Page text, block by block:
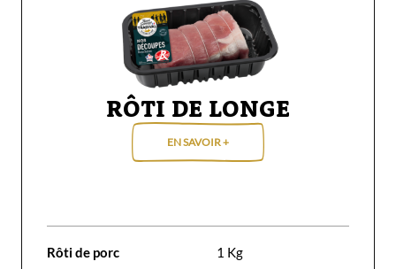
RÔTI DE LONGE
EN SAVOIR +
Rôti de porc 1 Kg